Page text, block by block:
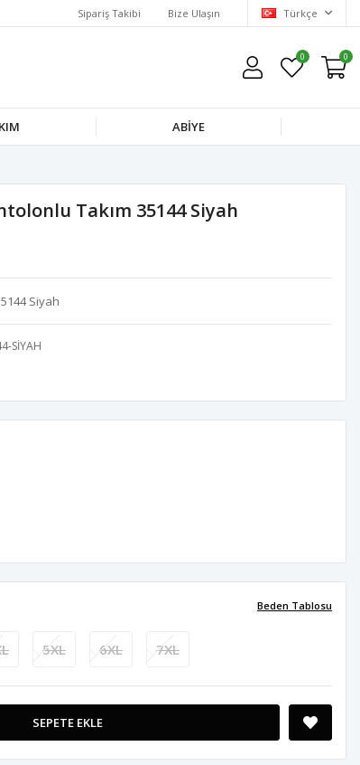
Sipariş Takibi Bize Ulaşın Türkçe
0 0
ABİYE
Takım 35144 Siyah
Siyah
SİYAH
Beden Tablosu
5XL 6XL 7XL
SEPETE EKLE